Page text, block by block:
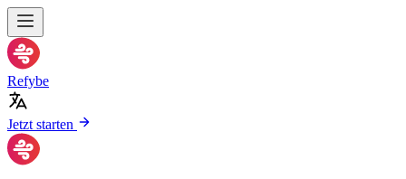
Refybe
Jetzt starten